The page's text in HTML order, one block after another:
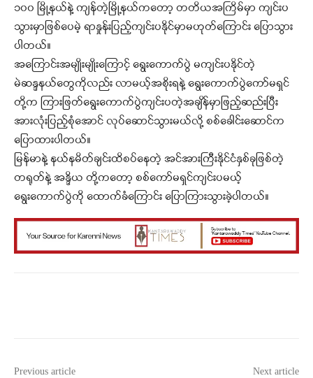
၁၀၀ မြို့နယ်နဲ့ ကျန်တဲ့မြို့နယ်ကတော့ တတိယအကြိမ်မှာ ကျင်းပ
သွားမှာဖြစ်ပေမဲ့ ရာနှုန်းပြည့်ကျင်းပနိုင်မှာမဟုတ်ကြောင်း ပြောသွား
ပါတယ်။
အကြောင်းအမျိုးမျိုးကြောင့် ရွေးကောက်ပွဲ မကျင်းပနိုင်တဲ့
မဲဆန္ဒနယ်တွေကိုလည်း လာမယ့်အစိုးရနဲ့ ရွေးကောက်ပွဲကော်မရှင်
တို့က ကြားဖြတ်ရွေးကောက်ပွဲကျင်းပတဲ့အချိန်မှာဖြည့်ဆည်းပြီး
အားလုံးပြည့်စုံအောင် လုပ်ဆောင်သွားမယ်လို့ စစ်ခေါင်းဆောင်က
ပြောထားပါတယ်။
မြန်မာနဲ့ နယ်နမိတ်ချင်းထိစပ်နေတဲ့ အင်အားကြီးနိုင်ငံနှစ်ခုဖြစ်တဲ့
တရုတ်နဲ့ အန္ဒိယ တို့ကတော့ စစ်ကော်မရှင်ကျင်းပမယ့်
ရွေးကောက်ပွဲကို ထောက်ခံကြောင်း ပြောကြားသွားခဲ့ပါတယ်။
Previous article Next article